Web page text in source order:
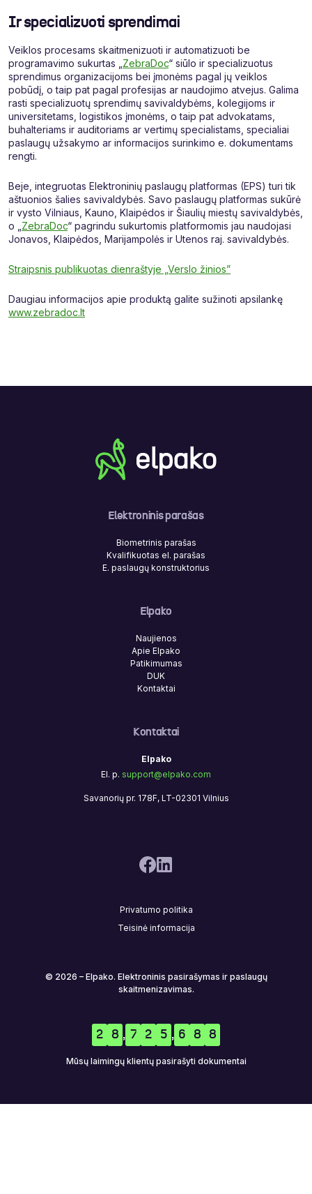
Ir specializuoti sprendimai
Veiklos procesams skaitmenizuoti ir automatizuoti be
programavimo sukurtas „ ZebraDoc“ siūlo ir specializuotus
sprendimus organizacijoms bei įmonėms pagal jų veiklos
pobūdį, o taip pat pagal profesijas ar naudojimo atvejus. Galima
rasti specializuotų sprendimų savivaldybėms, kolegijoms ir
universitetams, logistikos įmonėms, o taip pat advokatams,
buhalteriams ir auditoriams ar vertimų specialistams, specialiai
paslaugų užsakymo ar informacijos surinkimo e. dokumentams
rengti.
Beje, integruotas Elektroninių paslaugų platformas (EPS) turi tik
aštuonios šalies savivaldybės. Savo paslaugų platformas sukūrė
ir vysto Vilniaus, Kauno, Klaipėdos ir Šiaulių miestų savivaldybės,
o „ ZebraDoc“ pagrindu sukurtomis platformomis jau naudojasi
Jonavos, Klaipėdos, Marijampolės ir Utenos raj. savivaldybės.
Straipsnis publikuotas dienraštyje „Verslo žinios”
Daugiau informacijos apie produktą galite sužinoti apsilankę
www.zebradoc.lt
Elektroninis parašas
Biometrinis parašas
Kvalifikuotas el. parašas
E. paslaugų konstruktorius
Elpako
Naujienos
Apie Elpako
Patikimumas
DUK
Kontaktai
Kontaktai
Elpako
El. p. support@elpako.com
Savanorių pr. 178F, LT-02301 Vilnius
Privatumo politika
Teisinė informacija
© 2026 – Elpako. Elektroninis pasirašymas ir paslaugų
skaitmenizavimas.
8
8
6
,
5
2
7
,
8
2
Mūsų laimingų klientų pasirašyti dokumentai